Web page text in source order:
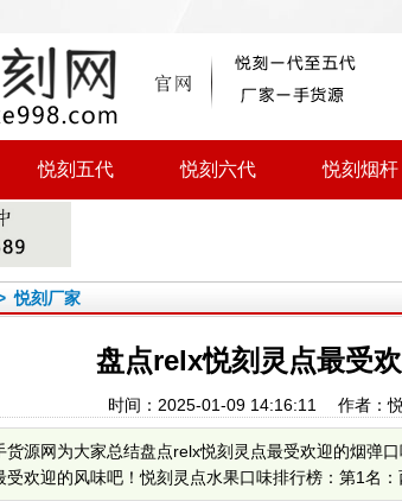
悦刻五代 悦刻六代 悦刻烟杆
悦刻厂家
盘点relx悦刻灵点最受
时间：2025-01-09 14:16:11 作者：
货源网为大家总结盘点relx悦刻灵点最受欢迎的烟弹
受欢迎的风味吧！悦刻灵点水果口味排行榜：第1名